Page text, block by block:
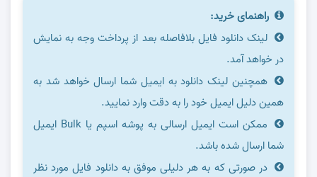
راهنمای خرید:
لینک دانلود فایل بلافاصله بعد از پرداخت وجه به نمایش
در خواهد آمد.
همچنین لینک دانلود به ایمیل شما ارسال خواهد شد به
همین دلیل ایمیل خود را به دقت وارد نمایید.
ممکن است ایمیل ارسالی به پوشه اسپم یا Bulk ایمیل
شما ارسال شده باشد.
در صورتی که به هر دلیلی موفق به دانلود فایل مورد نظر